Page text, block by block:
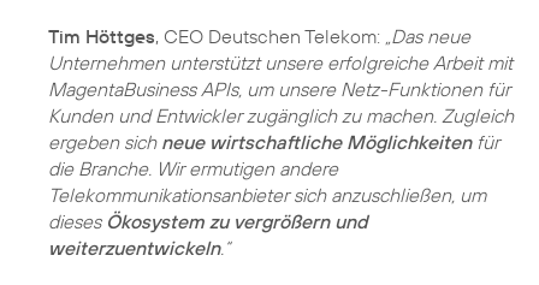
Tim Höttges, CEO Deutschen Telekom: „Das neue
Unternehmen unterstützt unsere erfolgreiche Arbeit mit
MagentaBusiness APIs, um unsere Netz-Funktionen für
Kunden und Entwickler zugänglich zu machen. Zugleich
ergeben sich neue wirtschaftliche Möglichkeitenfür
die Branche. Wir ermutigen andere
Telekommunikations­anbieter sich anzuschließen, um
dieses Ökosystem zu vergrößern und
weiterzuentwickeln.“